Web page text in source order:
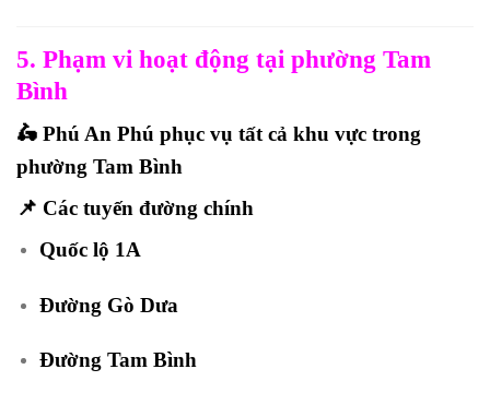
5. Phạm vi hoạt động tại phường Tam
Bình
🛵 Phú An Phú phục vụ tất cả khu vực trong
phường Tam Bình
📌 Các tuyến đường chính
Quốc lộ 1A
Đường Gò Dưa
Đường Tam Bình